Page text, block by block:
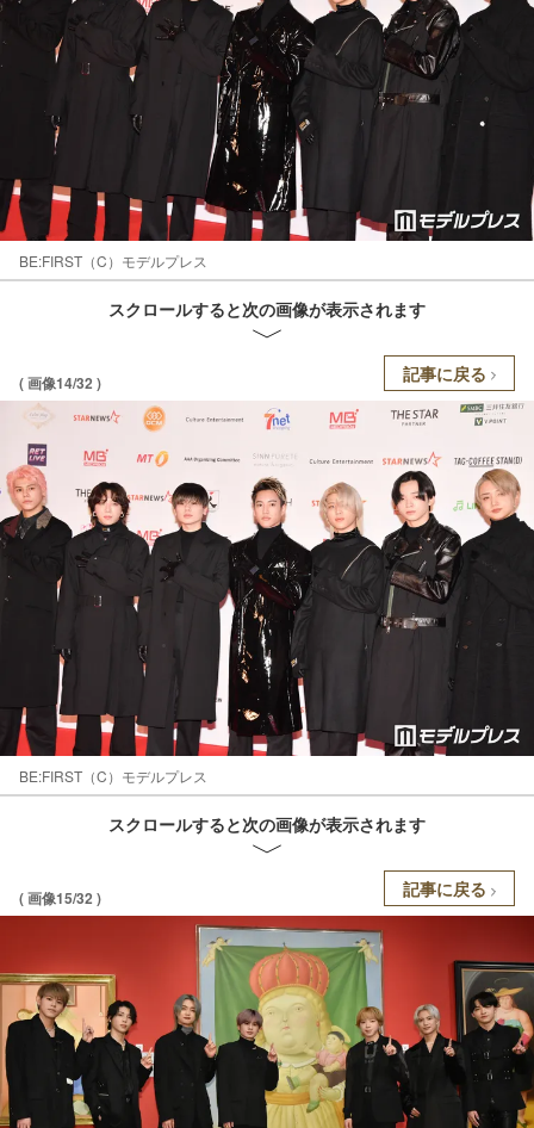
BE:FIRST（C）モデルプレス
スクロールすると次の画像が表示されます
( 画像14/32 ) 記事に戻る
BE:FIRST（C）モデルプレス
スクロールすると次の画像が表示されます
( 画像15/32 ) 記事に戻る